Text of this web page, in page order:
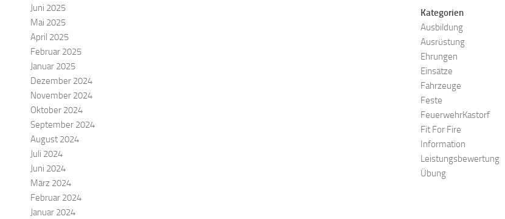
Juni 2025
Mai 2025
April 2025
Februar 2025
Januar 2025
Dezember 2024
November 2024
Oktober 2024
September 2024
August 2024
Juli 2024
Juni 2024
März 2024
Februar 2024
Januar 2024
Kategorien
Ausbildung
Ausrüstung
Ehrungen
Einsätze
Fahrzeuge
Feste
FeuerwehrKastorf
Fit For Fire
Information
Leistungsbewertung
Übung